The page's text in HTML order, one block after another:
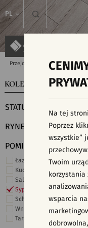
PL
Przejdź do strony głównej
KOLEKCJE
STATUS
RYNEK
POMIESZCZENIE
Łazienka
Kuchnia
Salon i hol
Sypialnia
Schody
Wnętrza komercyjne
Taras i ogród
Na tej
Poprzez
wszystkie”
Twoim
korzystania
wsparcia